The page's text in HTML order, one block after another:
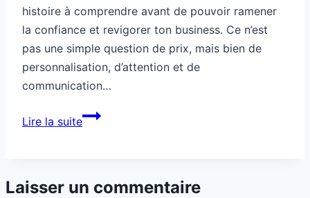
histoire à comprendre avant de pouvoir ramener
la confiance et revigorer ton business. Ce n’est
pas une simple question de prix, mais bien de
personnalisation, d’attention et de
communication…
Lire la suiteComment
clients
Laisser un commentaire